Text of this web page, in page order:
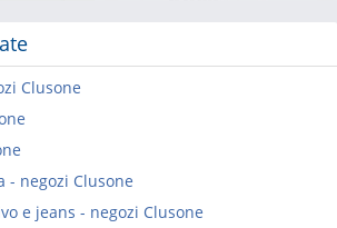
Clusone
- negozi Clusone
e jeans - negozi Clusone